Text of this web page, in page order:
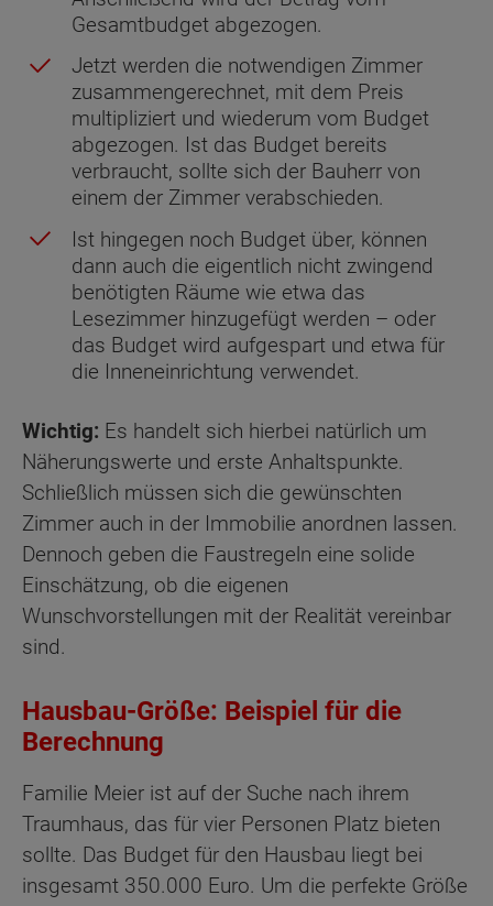
Gesamtbudget abgezogen.
Jetzt werden die notwendigen Zimmer
zusammengerechnet, mit dem Preis
multipliziert und wiederum vom Budget
abgezogen. Ist das Budget bereits
verbraucht, sollte sich der Bauherr von
einem der Zimmer verabschieden.
Ist hingegen noch Budget über, können
dann auch die eigentlich nicht zwingend
benötigten Räume wie etwa das
Lesezimmer hinzugefügt werden – oder
das Budget wird aufgespart und etwa für
die Inneneinrichtung verwendet.
Wichtig: Es handelt sich hierbei natürlich um
Näherungswerte und erste Anhaltspunkte.
Schließlich müssen sich die gewünschten
Zimmer auch in der Immobilie anordnen lassen.
Dennoch geben die Faustregeln eine solide
Einschätzung, ob die eigenen
Wunschvorstellungen mit der Realität vereinbar
sind.
Hausbau-Größe: Beispiel für die
Berechnung
Familie Meier ist auf der Suche nach ihrem
Traumhaus, das für vier Personen Platz bieten
sollte. Das Budget für den Hausbau liegt bei
insgesamt 350.000 Euro. Um die perfekte Größe